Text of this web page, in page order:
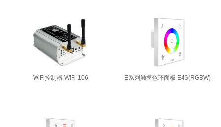
WiFi控制器 WiFi-106 E系列触摸色环面板 E4S(RGBW)